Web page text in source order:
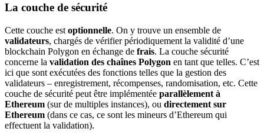
La couche de sécurité
Cette couche est optionnelle. On y trouve un ensemble de
validateurs, chargés de vérifier périodiquement la validité d’une
blockchain Polygon en échange de frais. La couche sécurité
concerne la validation des chaînes Polygon en tant que telles. C’est
ici que sont exécutées des fonctions telles que la gestion des
validateurs – enregistrement, récompenses, randomisation, etc. Cette
couche de sécurité peut être implémentée parallèlement à
Ethereum (sur de multiples instances), ou directement sur
Ethereum (dans ce cas, ce sont les mineurs d’Ethereum qui
effectuent la validation).